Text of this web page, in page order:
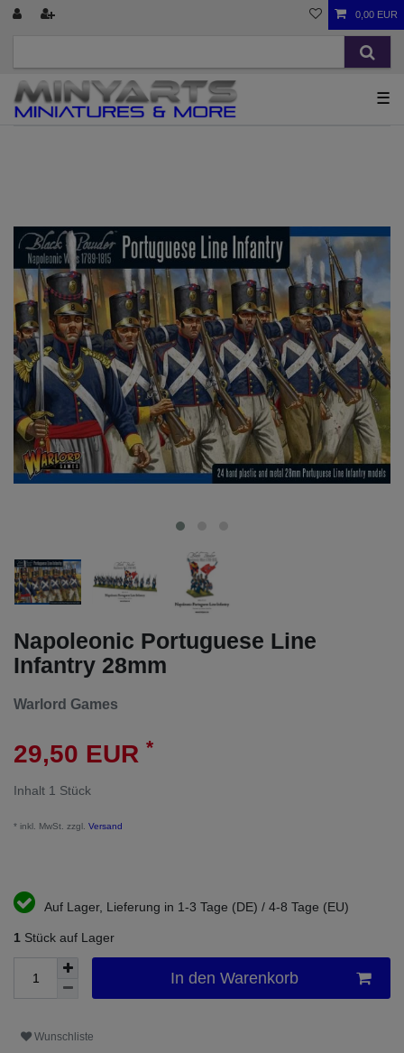
0,00 EUR
☰
Napoleonic Portuguese Line
Infantry 28mm
Warlord Games
29,50 EUR *
Inhalt 1 Stück
* inkl. MwSt. zzgl. Versand
Auf Lager, Lieferung in 1-3 Tage (DE) / 4-8 Tage (EU)
1 Stück auf Lager
In den Warenkorb
Wunschliste